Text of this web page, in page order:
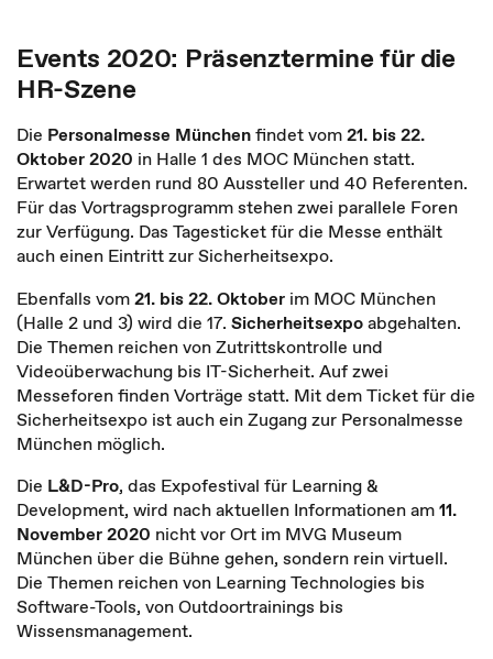
Events 2020: Präsenztermine für die
HR-Szene
Die Personalmesse Münchenfindet vom21. bis 22.
Oktober 2020 in Halle 1 des MOC München statt.
Erwartet werden rund 80 Aussteller und 40 Referenten.
Für das Vortragsprogramm stehen zwei parallele Foren
zur Verfügung. Das Tagesticket für die Messe enthält
auch einen Eintritt zur Sicherheitsexpo.
Ebenfalls vom21. bis 22. Oktober im MOC München
(Halle 2 und 3) wird die 17. Sicherheitsexpoabgehalten.
Die Themen reichen von Zutrittskontrolle und
Videoüberwachung bis IT-Sicherheit. Auf zwei
Messeforen finden Vorträge statt. Mit dem Ticket für die
Sicherheitsexpo ist auch ein Zugang zur Personalmesse
München möglich.
Die L&D-Pro, das Expofestival für Learning &
Development, wird nach aktuellen Informationen am11.
November 2020 nicht vor Ort im MVG Museum
München über die Bühne gehen, sondern rein virtuell.
Die Themen reichen von Learning Technologies bis
Software-Tools, von Outdoortrainings bis
Wissensmanagement.